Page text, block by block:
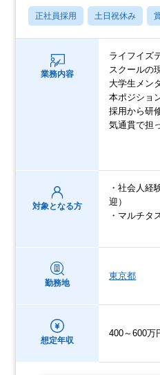
正社員採用 土日祝休み
業務内容
ライフイズ
スクールの
大学生メン
本ポジショ
採用から研
気通貫で担
対象となる方
・社会人経
迎）
・マルチタ
勤務地
東京都
想定年収
400～600万